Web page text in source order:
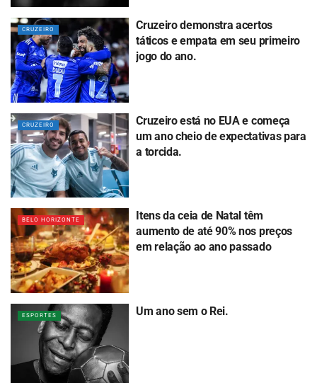
CRUZEIRO
Cruzeiro demonstra acertos
táticos e empata em seu primeiro
jogo do ano.
CRUZEIRO
Cruzeiro está no EUA e começa
um ano cheio de expectativas para
a torcida.
BELO HORIZONTE
Itens da ceia de Natal têm
aumento de até 90% nos preços
em relação ao ano passado
ESPORTES Um ano sem o Rei.